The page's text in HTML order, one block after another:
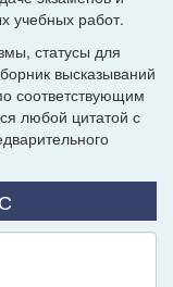
учебных работ.
статусы для
высказываний
соответствующим
любой цитатой с